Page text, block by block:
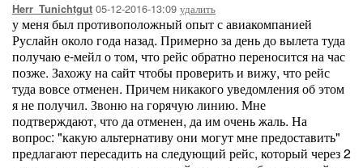
Herr_Tunichtgut 05-12-2016-13:09 удалить
у меня был противоположный опыт с авиакомпанией
Руслайн около года назад. Примерно за день до вылета туда
получаю е-мейл о том, что рейс обратно переносится на час
позже. Захожу на сайт чтобы проверить и вижу, что рейс
туда вовсе отменен. Причем никакого уведомления об этом
я не получил. Звоню на горячую линию. Мне
подтверждают, что да отменен, да им очень жаль. На
вопрос: "какую альтернативу они могут мне предоставить"
предлагают пересадить на следующий рейс, который через 2